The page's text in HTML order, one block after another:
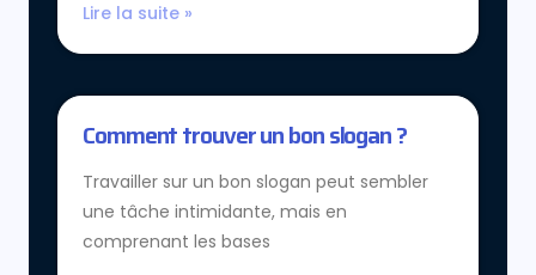
Lire la suite »
Comment trouver un bon slogan ?
Travailler sur un bon slogan peut sembler
une tâche intimidante, mais en
comprenant les bases